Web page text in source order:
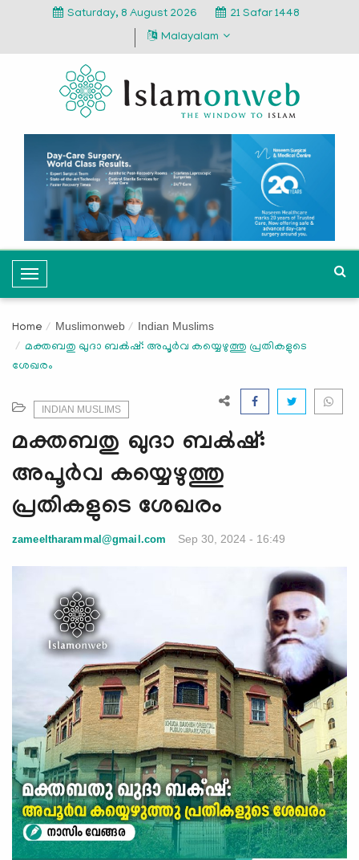
Saturday, 8 August 2026
21 Safar 1448
Malayalam
T
o
g
l
e
i
g
t
o
n
Home Muslimonweb Indian Muslims
മക്തബതു ഖുദാ ബക്‍ഷ്: അപൂർവ കയ്യെഴുത്തു പ്രതികളുടെ
ശേഖരം
INDIAN MUSLIMS
മക്തബതു ഖുദാ ബക്‍ഷ്:
അപൂർവ കയ്യെഴുത്തു
പ്രതികളുടെ ശേഖരം
zameeltharammal@gmail.com Sep 30, 2024 - 16:49